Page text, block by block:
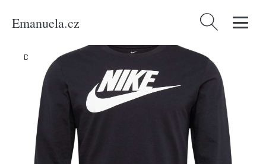
Emanuela.cz Vyhledávání
Domů Produkty Tričko Nike Sportswear černá / bílá